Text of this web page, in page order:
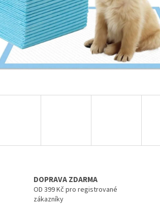
DOPRAVA ZDARMA
OD 399 Kč pro registrované
zákazníky